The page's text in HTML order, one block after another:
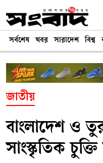
সর্বশেষ খবর সারাদেশ বিশ্ব
জাতীয়
বাংলাদেশ ও
সাংস্কৃতিক